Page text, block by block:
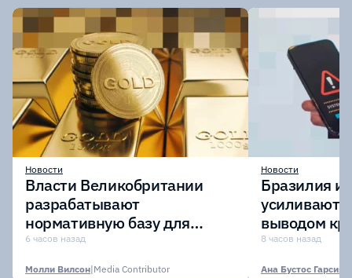
Новости
Власти Великобритании
разрабатывают
нормативную базу для
токенизированного золота
6 часов назад
Молли Вилсон|Media Contributor
Новости
Бразилия и
усиливают
выводом
рамках
8 часов назад
Ана Бустос Гарсия